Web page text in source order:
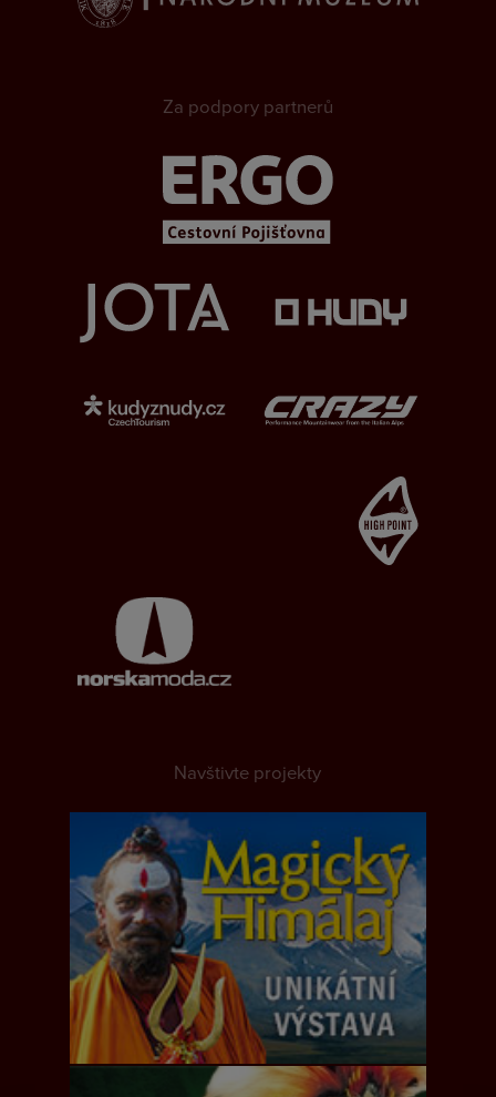
Za podpory partnerů
Navštivte projekty